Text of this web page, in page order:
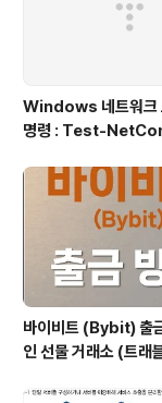
Windows 네트워크
명령 : Test-
바이비트 (Bybit) 출
인 선물 거래소 (트래